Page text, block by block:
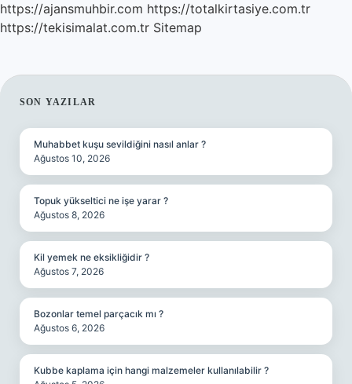
https://ajansmuhbir.com https://totalkirtasiye.com.tr
https://tekisimalat.com.tr Sitemap
SIDEBAR
SON YAZILAR
Muhabbet kuşu sevildiğini nasıl anlar ?
Ağustos 10, 2026
Topuk yükseltici ne işe yarar ?
Ağustos 8, 2026
Kil yemek ne eksikliğidir ?
Ağustos 7, 2026
Bozonlar temel parçacık mı ?
Ağustos 6, 2026
Kubbe kaplama için hangi malzemeler kullanılabilir ?